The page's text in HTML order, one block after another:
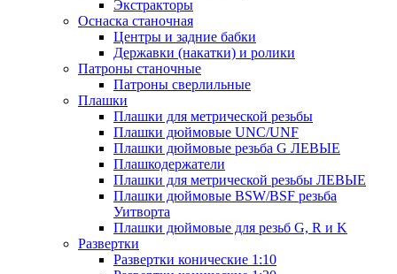
Экстракторы
Оснаска станочная
Центры и задние бабки
Державки (накатки) и ролики
Патроны станочные
Патроны сверлильные
Плашки
Плашки для метрической резьбы
Плашки дюймовые UNC/UNF
Плашки дюймовые резьба G ЛЕВЫЕ
Плашкодержатели
Плашки для метрической резьбы ЛЕВЫЕ
Плашки дюймовые BSW/BSF резьба
Уитворта
Плашки дюймовые для резьб G, R и K
Развертки
Развертки конические 1:10